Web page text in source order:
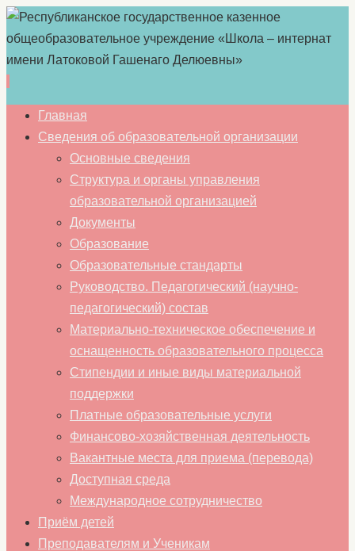
Перейти
содержимому
Главная
Сведения об образовательной организации
Основные сведения
Структура и органы управления
образовательной организацией
Документы
Образование
Образовательные стандарты
Руководство. Педагогический (научно-
педагогический) состав
Материально-техническое обеспечение и
оснащенность образовательного процесса
Стипендии и иные виды материальной
поддержки
Платные образовательные услуги
Финансово-хозяйственная деятельность
Вакантные места для приема (перевода)
Доступная среда
Международное сотрудничество
Приём детей
Преподавателям и Ученикам